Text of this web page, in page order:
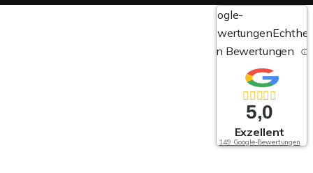
Google-
Bewertungen
von Bewertungen
5,0
Exzellent
149 Google-Bewertungen